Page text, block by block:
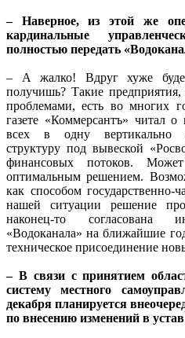
– Наверное, из этой же
кардинальные
полностью передать
– А жалко! Вдруг хуже
получишь? Такие
проблемами, есть во многих
газете «Коммерсантъ» читал
всех в одну вертикально
структуру под вывеской
финансовых потоков.
оптимальным решением.
как способом государственно-
нашей ситуации решение
наконец-то согласована
«Водоканала» на ближайшие
техническое присоединение
– В связи с принятием
систему местного
декабря планируется
по внесению изменений в